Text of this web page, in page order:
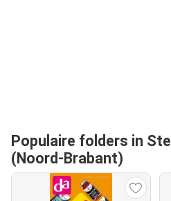
Populaire folders in
(Noord-Brabant)